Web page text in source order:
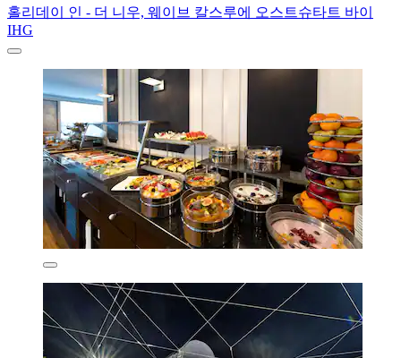
홀리데이 인 - 더 니우, 웨이브 칼스루에 오스트슈타트 바이
IHG